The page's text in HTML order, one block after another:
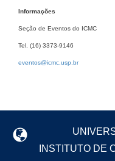
Informações
Seção de Eventos do ICMC
Tel. (16) 3373-9146
eventos@icmc.usp.br
INSTITUTO DE